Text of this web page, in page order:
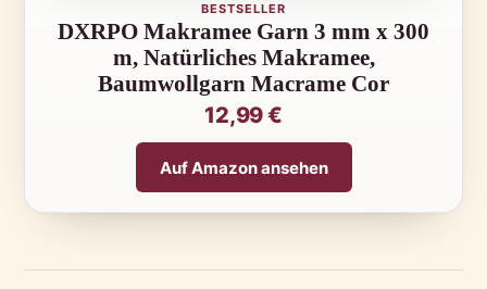
BESTSELLER
DXRPO Makramee Garn 3 mm x 300
m, Natürliches Makramee,
Baumwollgarn Macrame Cor
12,99 €
Auf Amazon ansehen